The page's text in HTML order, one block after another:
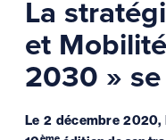
La
et
2030 »
Le 2 décembre 2020,